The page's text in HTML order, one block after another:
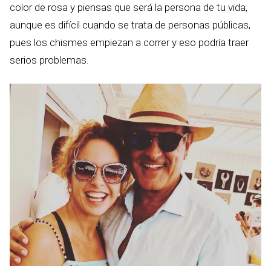
color de rosa y piensas que será la persona de tu vida,
aunque es difícil cuando se trata de personas públicas,
pues los chismes empiezan a correr y eso podría traer
serios problemas.